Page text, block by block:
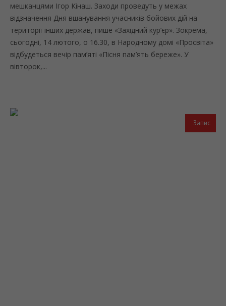
мешканцями Ігор Кінаш. Заходи проведуть у межах
відзначення Дня вшанування учасників бойових дій на
території інших держав, пише «Західний кур’єр». Зокрема,
сьогодні, 14 лютого, о 16.30, в Народному домі «Просвіта»
відбудеться вечір пам’яті «Пісня пам’ять береже». У
вівторок,...
Запис